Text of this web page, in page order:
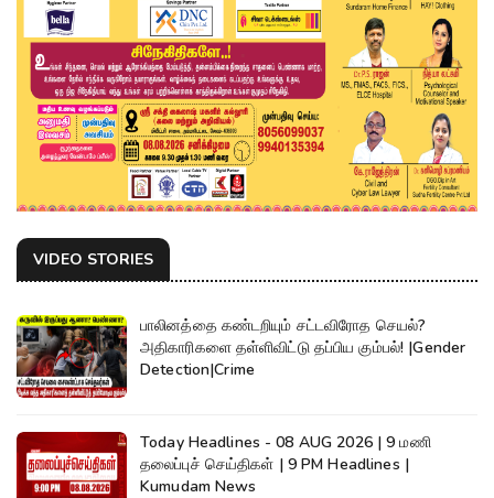
VIDEO STORIES
பாலினத்தை கண்டறியும் சட்டவிரோத செயல்?
அதிகாரிகளை தள்ளிவிட்டு தப்பிய கும்பல்! |Gender
Detection|Crime
Today Headlines - 08 AUG 2026 | 9 மணி
தலைப்புச் செய்திகள் | 9 PM Headlines |
Kumudam News